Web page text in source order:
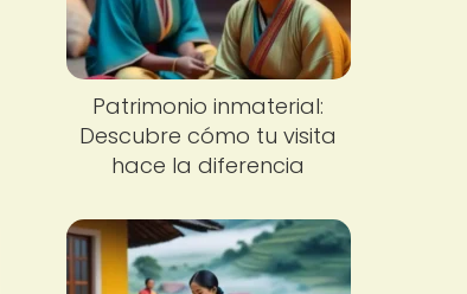
Patrimonio inmaterial:
Descubre cómo tu visita
hace la diferencia